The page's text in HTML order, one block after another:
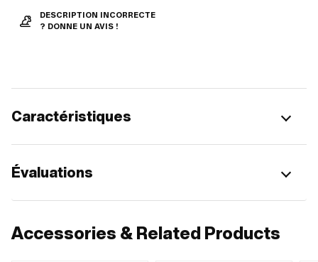
DESCRIPTION INCORRECTE
? DONNE UN AVIS !
Caractéristiques
Évaluations
Accessories & Related Products